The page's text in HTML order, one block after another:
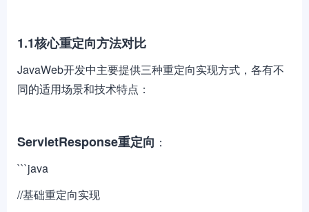
1.1核心重定向方法对比
JavaWeb开发中主要提供三种重定向实现方式，各有不
同的适用场景和技术特点：
ServletResponse重定向 ：
```java
//基础重定向实现